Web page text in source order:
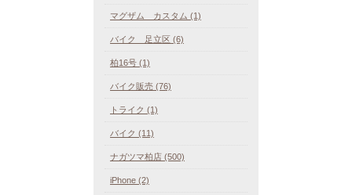
マグザム カスタム (1)
バイク 足立区 (6)
柏16号 (1)
バイク販売 (76)
トライク (1)
バイク (11)
ナガツマ柏店 (500)
iPhone (2)